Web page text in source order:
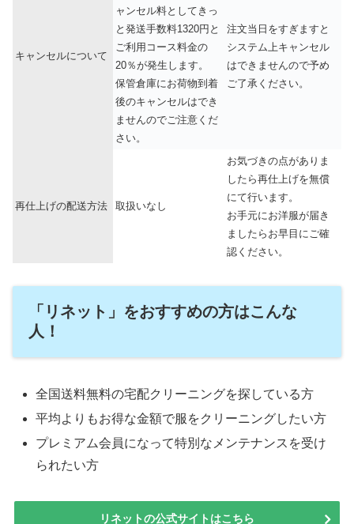
キャンセルについて
ャンセル料としてきっ
と発送手数料1320円と
ご利用コース料金の
20％が発生します。
保管倉庫にお荷物到着
後のキャンセルはでき
ませんのでご注意くだ
さい。
注文当日をすぎますと
システム上キャンセル
はできませんので予め
ご了承ください。
再仕上げの配送方法 取扱いなし
お気づきの点がありま
したら再仕上げを無償
にて行います。
お手元にお洋服が届き
ましたらお早目にご確
認ください。
「リネット」をおすすめの方はこんな
人！
全国送料無料の宅配クリーニングを探している方
平均よりもお得な金額で服をクリーニングしたい方
プレミアム会員になって特別なメンテナンスを受け
られたい方
リネットの公式サイトはこちら